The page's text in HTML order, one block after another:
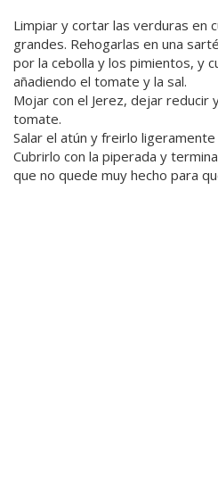
Limpiar y cortar las verduras en
grandes. Rehogarlas en una
por la cebolla y los pimientos, y
añadiendo el tomate y la sal.
Mojar con el Jerez, dejar reducir
tomate.
Salar el atún y freirlo
Cubrirlo con la piperada y
que no quede muy hecho para